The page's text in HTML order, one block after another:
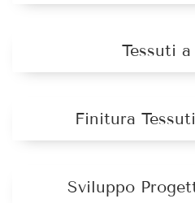
Tessuti
Finitura
Sviluppo